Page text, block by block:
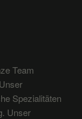
Team
Spezialitäten
Unser